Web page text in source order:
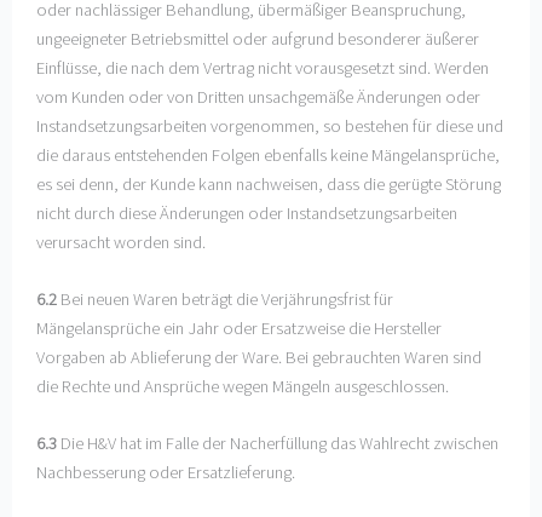
oder nachlässiger Behandlung, übermäßiger Beanspruchung,
ungeeigneter Betriebsmittel oder aufgrund besonderer äußerer
Einflüsse, die nach dem Vertrag nicht vorausgesetzt sind. Werden
vom Kunden oder von Dritten unsachgemäße Änderungen oder
Instandsetzungsarbeiten vorgenommen, so bestehen für diese und
die daraus entstehenden Folgen ebenfalls keine Mängelansprüche,
es sei denn, der Kunde kann nachweisen, dass die gerügte Störung
nicht durch diese Änderungen oder Instandsetzungsarbeiten
verursacht worden sind.
6.2 Bei neuen Waren beträgt die Verjährungsfrist für
Mängelansprüche ein Jahr oder Ersatzweise die Hersteller
Vorgaben ab Ablieferung der Ware. Bei gebrauchten Waren sind
die Rechte und Ansprüche wegen Mängeln ausgeschlossen.
6.3 Die H&V hat im Falle der Nacherfüllung das Wahlrecht zwischen
Nachbesserung oder Ersatzlieferung.